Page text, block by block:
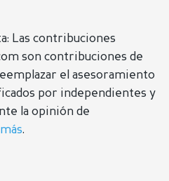
Las contribuciones
son contribuciones de
el asesoramiento
por independientes y
la opinión de
.